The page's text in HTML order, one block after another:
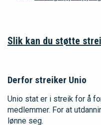
Slik kan du støtte
Derfor streiker Unio
Unio stat er i streik for å
medlemmer. For at
lønne seg.